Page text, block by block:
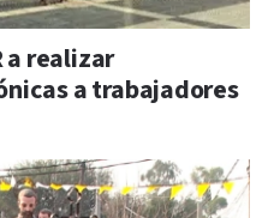
a realizar
a trabajadores